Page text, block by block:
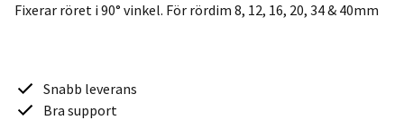
Fixerar röret i 90° vinkel. För rördim 8, 12, 16, 20, 34 & 40mm
Snabb leverans
Bra support